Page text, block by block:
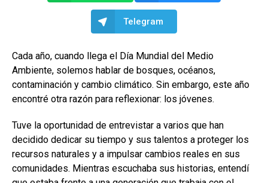
Telegram
Cada año, cuando llega el Día Mundial del Medio
Ambiente, solemos hablar de bosques, océanos,
contaminación y cambio climático. Sin embargo, este año
encontré otra razón para reflexionar: los jóvenes.
Tuve la oportunidad de entrevistar a varios que han
decidido dedicar su tiempo y sus talentos a proteger los
recursos naturales y a impulsar cambios reales en sus
comunidades. Mientras escuchaba sus historias, entendí